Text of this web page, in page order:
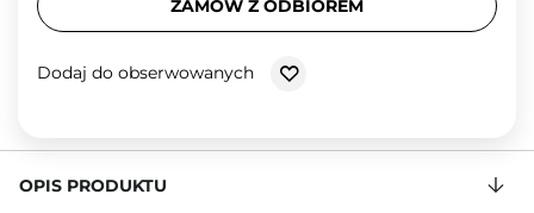
ZAMÓW Z ODBIOREM
Dodaj do obserwowanych
OPIS PRODUKTU